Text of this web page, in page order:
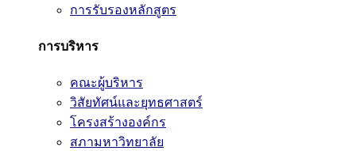
การรับรองหลักสูตร
การบริหาร
คณะผู้บริหาร
วิสัยทัศน์และยุทธศาสตร์
โครงสร้างองค์กร
สภามหาวิทยาลัย